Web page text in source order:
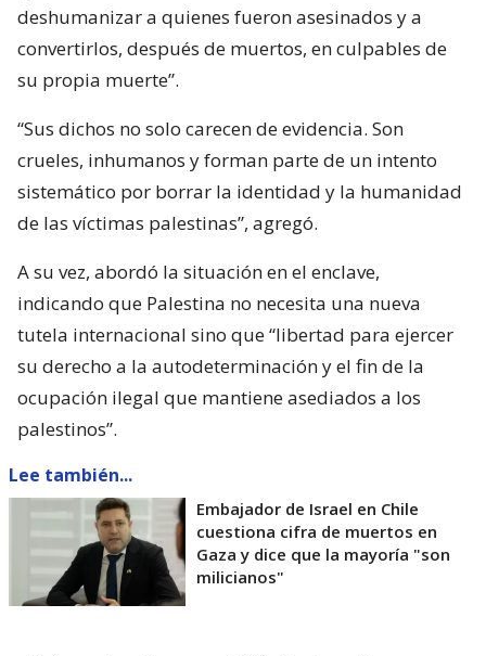
deshumanizar a quienes fueron asesinados y a
convertirlos, después de muertos, en culpables de
su propia muerte”.
“Sus dichos no solo carecen de evidencia. Son
crueles, inhumanos y forman parte de un intento
sistemático por borrar la identidad y la humanidad
de las víctimas palestinas”, agregó.
A su vez, abordó la situación en el enclave,
indicando que Palestina no necesita una nueva
tutela internacional sino que “libertad para ejercer
su derecho a la autodeterminación y el fin de la
ocupación ilegal que mantiene asediados a los
palestinos”.
Lee también...
Embajador de Israel en Chile
cuestiona cifra de muertos en
Gaza y dice que la mayoría "son
milicianos"